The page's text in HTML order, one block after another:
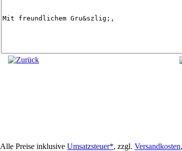
Alle Preise inklusive Umsatzsteuer*, zzgl. Versandkosten,